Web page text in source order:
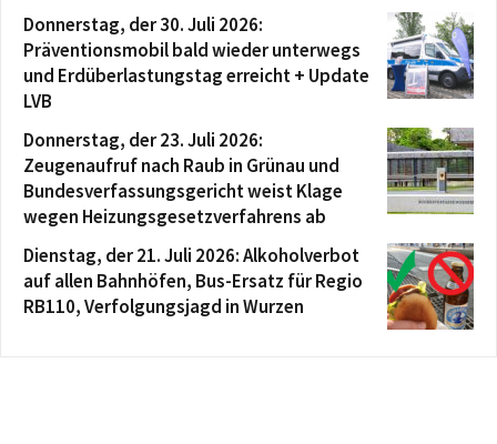
Donnerstag, der 30. Juli 2026:
Präventionsmobil bald wieder unterwegs
und Erdüberlastungstag erreicht + Update
LVB
Donnerstag, der 23. Juli 2026:
Zeugenaufruf nach Raub in Grünau und
Bundesverfassungsgericht weist Klage
wegen Heizungsgesetzverfahrens ab
Dienstag, der 21. Juli 2026: Alkoholverbot
auf allen Bahnhöfen, Bus-Ersatz für Regio
RB110, Verfolgungsjagd in Wurzen